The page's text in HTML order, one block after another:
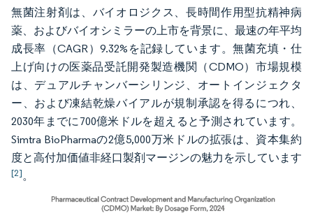
無菌注射剤は、バイオロジクス、長時間作用型抗精神病
薬、およびバイオシミラーの上市を背景に、最速の年平均
成長率（CAGR）9.32%を記録しています。無菌充填・仕
上げ向けの医薬品受託開発製造機関（CDMO）市場規模
は、デュアルチャンバーシリンジ、オートインジェクタ
ー、および凍結乾燥バイアルが規制承認を得るにつれ、
2030年までに700億米ドルを超えると予測されています。
Simtra BioPharmaの2億5,000万米ドルの拡張は、資本集約
度と高付加価値非経口製剤マージンの魅力を示しています
[2]。